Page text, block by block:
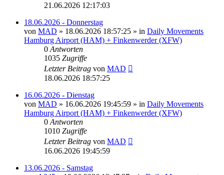
21.06.2026 12:17:03
18.06.2026 - Donnerstag
von MAD » 18.06.2026 18:57:25 » in Daily Movements
Hamburg Airport (HAM) + Finkenwerder (XFW)
0 Antworten
1035 Zugriffe
Letzter Beitrag von MAD
18.06.2026 18:57:25
16.06.2026 - Dienstag
von MAD » 16.06.2026 19:45:59 » in Daily Movements
Hamburg Airport (HAM) + Finkenwerder (XFW)
0 Antworten
1010 Zugriffe
Letzter Beitrag von MAD
16.06.2026 19:45:59
13.06.2026 - Samstag